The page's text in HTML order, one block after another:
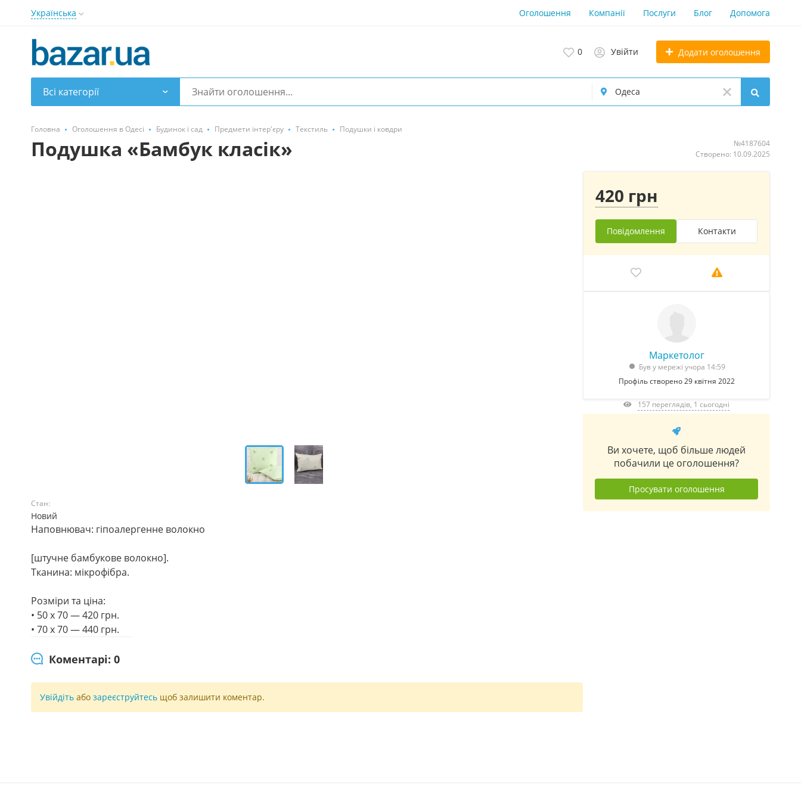
Українська Оголошення Компанії Послуги Блог Допомога
0 Увійти Додати оголошення
Всі категорії
Головна Оголошення в Одесі Будинок і сад Предмети інтер'єру Текстиль Подушки і ковдри
Подушка «Бамбук класік»
№4187604
Створено: 10.09.2025
Стан:
Новий
Наповнювач: гіпоалергенне волокно
[штучне бамбукове волокно].
Тканина: мікрофібра.
Розміри та ціна:
• 50 х 70 — 420 грн.
• 70 х 70 — 440 грн.
Коментарі: 0
Увійдіть або зареєструйтесь щоб залишити коментар.
420 грн
Повідомлення Контакти
Маркетолог
Був у мережі учора 14:59
Профіль створено 29 квітня 2022
157 переглядів, 1 сьогодні
Ви хочете, щоб більше людей
побачили це оголошення?
Просувати оголошення